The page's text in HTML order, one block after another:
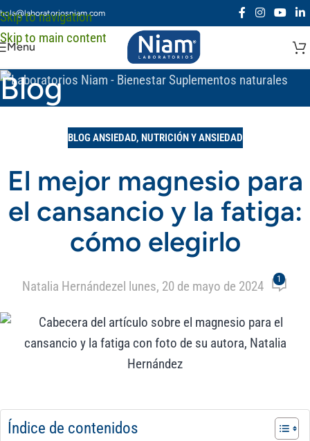
Skip to navigation
Skip to main content
hola@laboratoriosniam.com
Menu
Blog
BLOG ANSIEDAD, NUTRICIÓN Y ANSIEDAD
El mejor magnesio para
el cansancio y la fatiga:
cómo elegirlo
Natalia Hernándezel lunes, 20 de mayo de 2024 1
Índice de contenidos